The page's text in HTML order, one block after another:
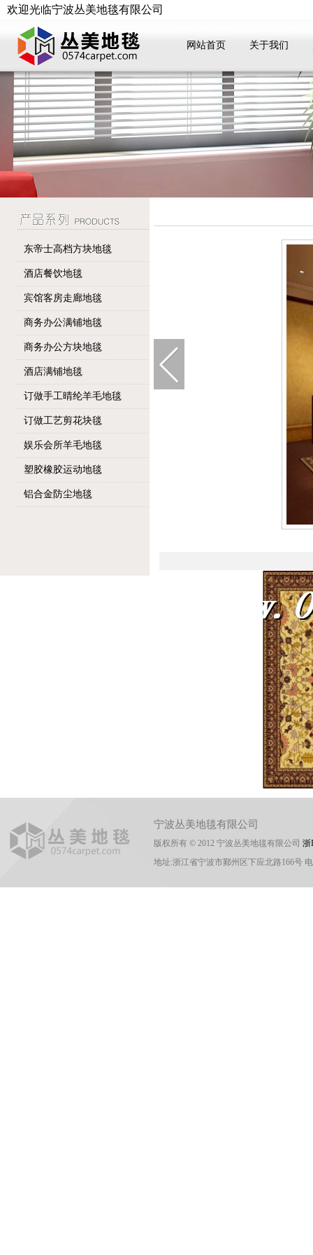
欢迎光临宁波丛美地毯有限公司
网站首页 关于我们
东帝士高档方块地毯
酒店餐饮地毯
宾馆客房走廊地毯
商务办公满铺地毯
商务办公方块地毯
酒店满铺地毯
订做手工晴纶羊毛地毯
订做工艺剪花块毯
娱乐会所羊毛地毯
塑胶橡胶运动地毯
铝合金防尘地毯
宁波丛美地毯有限公司
版权所有 © 2012 宁波丛美地毯有限公司 浙
地址:浙江省宁波市鄞州区下应北路166号 电